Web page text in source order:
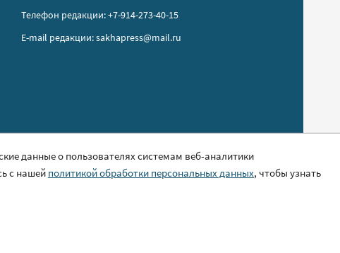
Телефон редакции: +7-914-273-40-15
E-mail редакции: sakhapress@mail.ru
данные о пользователях системам веб-аналитики
с нашей политикой обработки персональных данных, чтобы узнать